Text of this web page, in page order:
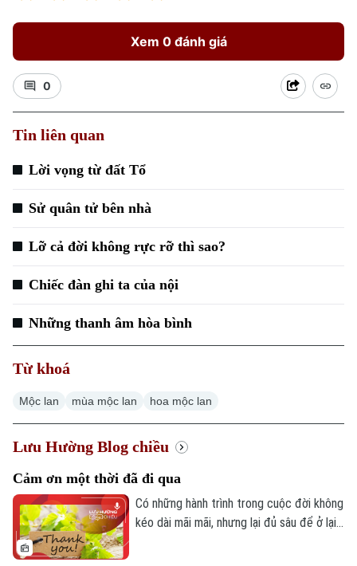
Xem 0 đánh giá
0
Tin liên quan
Lời vọng từ đất Tổ
Sử quân tử bên nhà
Lỡ cả đời không rực rỡ thì sao?
Chiếc đàn ghi ta của nội
Những thanh âm hòa bình
Từ khoá
Mộc lan mùa mộc lan hoa mộc lan
Lưu Hường Blog chiều
Cảm ơn một thời đã đi qua
Có những hành trình trong cuộc đời không
kéo dài mãi mãi, nhưng lại đủ sâu để ở lại